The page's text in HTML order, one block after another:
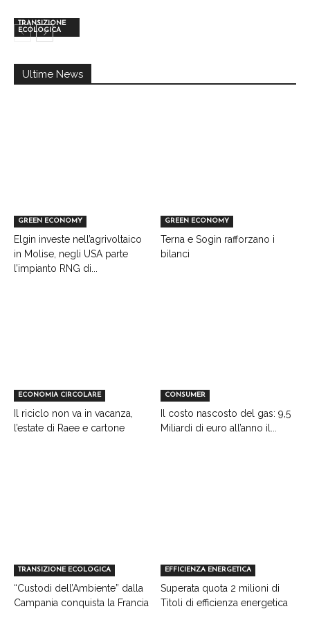
TRANSIZIONE
ECOLOGICA
Ultime News
GREEN ECONOMY
Elgin investe nell’agrivoltaico
in Molise, negli USA parte
l’impianto RNG di...
GREEN ECONOMY
Terna e Sogin rafforzano i
bilanci
ECONOMIA CIRCOLARE
Il riciclo non va in vacanza,
l’estate di Raee e cartone
CONSUMER
Il costo nascosto del gas: 9,5
Miliardi di euro all’anno il...
TRANSIZIONE ECOLOGICA
“Custodi dell’Ambiente” dalla
Campania conquista la Francia
EFFICIENZA ENERGETICA
Superata quota 2 milioni di
Titoli di efficienza energetica